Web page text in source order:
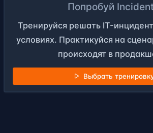
Попробуй
Тренируйся решать IT-
условиях. Практикуйся на
происходят в
Выбрать